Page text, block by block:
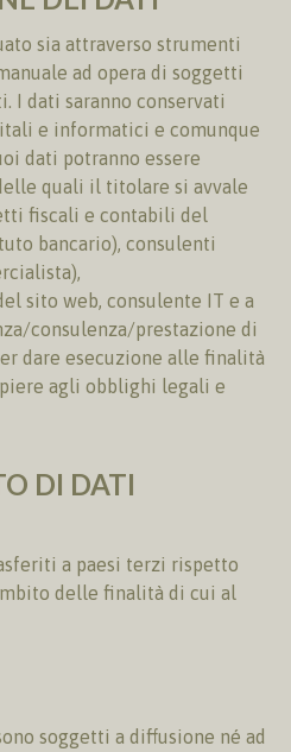
sia attraverso strumenti
ad opera di soggetti
I dati saranno conservati
e informatici e comunque
dati potranno essere
quali il titolare si avvale
fiscali e contabili del
bancario), consulenti
sito web, consulente IT e a
consulenza/prestazione di
dare esecuzione alle finalità
agli obblighi legali e
DI DATI
a paesi terzi rispetto
delle finalità di cui al
soggetti a diffusione né ad